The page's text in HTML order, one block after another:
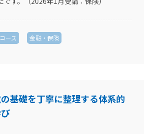
ース 金融・保険
基礎を丁寧に整理する体系的